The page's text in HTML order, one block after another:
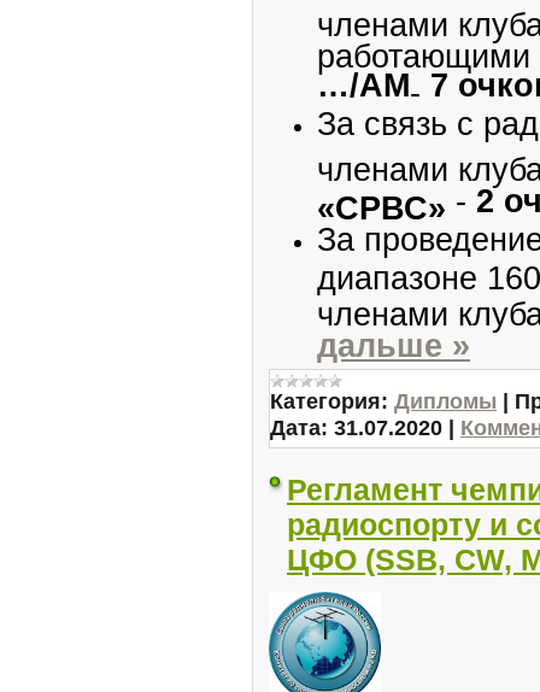
членами
работающими
…/АМ- 7
За связь с
членами
«СРВС» - 2
За
диапазоне
членами
дальше »
Категория: Дипломы |
Дата: 31.07.2020 |
Регламент
радиоспорту и
ЦФО (SSB, CW,